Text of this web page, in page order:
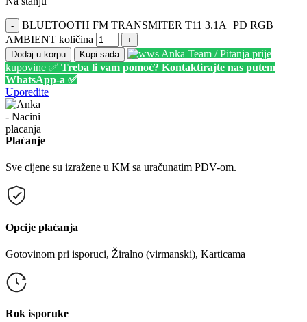
-
BLUETOOTH FM TRANSMITER T11 3.1A+PD RGB
AMBIENT količina
+
Dodaj u korpu
Kupi sada
Anka Team / Pitanja prije
kupovine ✅ Treba li vam pomoć? Kontaktirajte nas putem
WhatsApp-a ✅
Uporedite
Plaćanje
Sve cijene su izražene u KM sa uračunatim PDV-om.
Opcije plaćanja
Gotovinom pri isporuci, Žiralno (virmanski), Karticama
Rok isporuke